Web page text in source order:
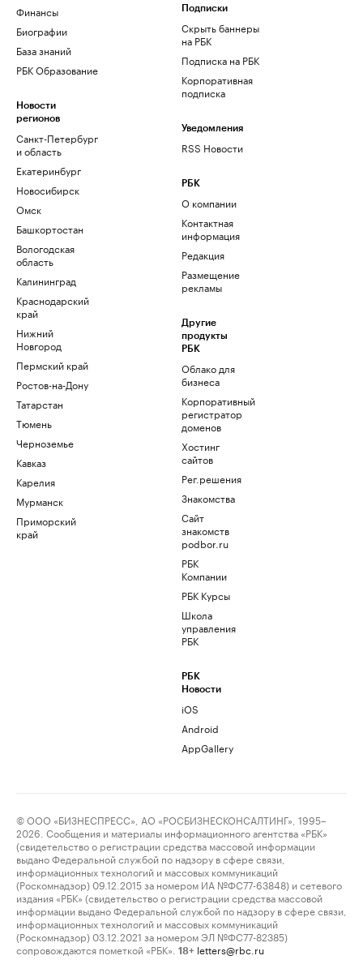
Финансы
Биографии
База знаний
РБК Образование
Новости
регионов
Санкт-Петербург
и область
Екатеринбург
Новосибирск
Омск
Башкортостан
Вологодская
область
Калининград
Краснодарский
край
Нижний
Новгород
Пермский край
Ростов-на-Дону
Татарстан
Тюмень
Черноземье
Кавказ
Карелия
Мурманск
Приморский
край
Подписки
Скрыть баннеры
на РБК
Подписка на РБК
Корпоративная
подписка
Уведомления
RSS Новости
РБК
О компании
Контактная
информация
Редакция
Размещение
рекламы
Другие
продукты
РБК
Облако для
бизнеса
Корпоративный
регистратор
доменов
Хостинг
сайтов
Рег.решения
Знакомства
Сайт
знакомств
podbor.ru
РБК
Компании
РБК Курсы
Школа
управления
РБК
РБК
Новости
iOS
Android
AppGallery
© ООО «БИЗНЕСПРЕСС», АО «РОСБИЗНЕСКОНСАЛТИНГ», 1995–
2026. Сообщения и материалы информационного агентства «РБК»
(свидетельство о регистрации средства массовой информации
выдано Федеральной службой по надзору в сфере связи,
информационных технологий и массовых коммуникаций
(Роскомнадзор) 09.12.2015 за номером ИА №ФС77-63848) и сетевого
издания «РБК» (свидетельство о регистрации средства массовой
информации выдано Федеральной службой по надзору в сфере связи,
информационных технологий и массовых коммуникаций
(Роскомнадзор) 03.12.2021 за номером ЭЛ №ФС77-82385)
сопровождаются пометкой «РБК».
18+ letters@rbc.ru